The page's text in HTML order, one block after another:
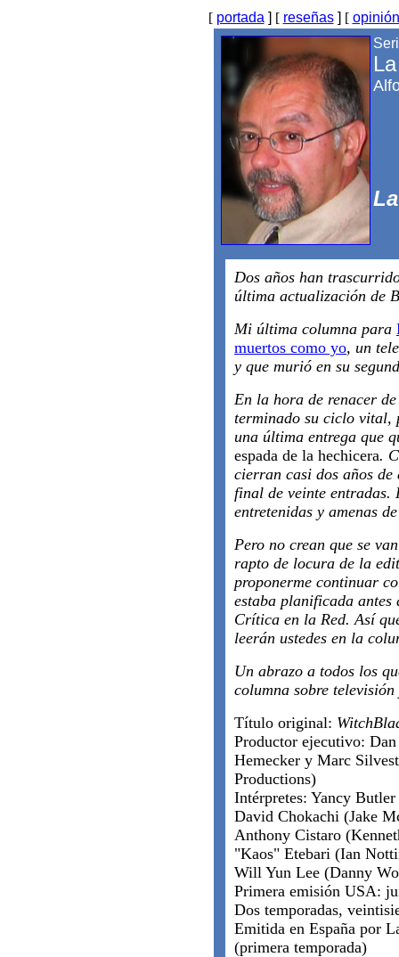
[ portada ] [ reseñas] [ opinión
Dos años han
última actualización de
Mi última columna para
muertos como yo, un
y que murió en su
En la hora de renacer
terminado su ciclo vital,
una última entrega que
espada de la hechicera.
cierran casi dos años
final de veinte entradas.
entretenidas y amenas
Pero no crean que se
rapto de locura de la
proponerme continuar
estaba planificada
Crítica en la Red.Así
leerán ustedes en la
Un abrazo a todos los
columna sobre
Título original:
Productor ejecutivo:
Hemecker y Marc
Productions)
Intérpretes: Yancy
David Chokachi (Jake
Anthony Cistaro
"Kaos" Etebari (Ian
Will Yun Lee (Danny
Primera emisión USA:
Dos temporadas,
Emitida en España por
(primera temporada)